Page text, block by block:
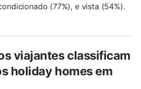
(77%), e vista (54%).
viajantes classificam
holiday homes em